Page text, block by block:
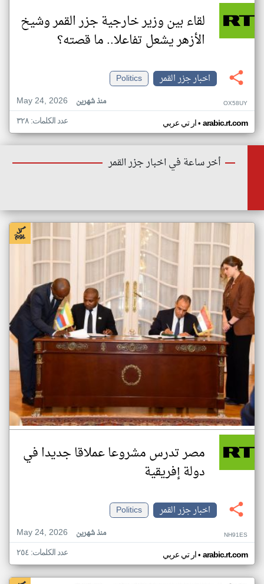
لقاء بين وزير خارجية جزر القمر وشيخ
الأزهر يشعل تفاعلا.. ما قصته؟
اخبار جزر القمر
Politics
May 24, 2026
منذ شهرين OX58UY
ار تي عربي• arabic.rt.com عدد الكلمات: ٣٢٨
أخر ساعة في اخبار جزر القمر
مصر تدرس مشروعا عملاقا جديدا في
دولة إفريقية
اخبار جزر القمر
Politics
May 24, 2026
منذ شهرين NH91ES
ار تي عربي• arabic.rt.com عدد الكلمات: ٢٥٤